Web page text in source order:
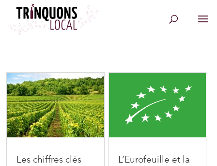
Les chiffres clés
L’Eurofeuille et la